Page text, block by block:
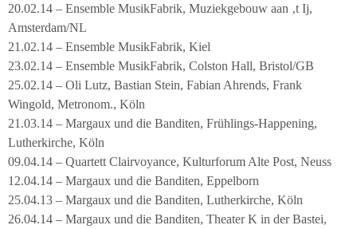
20.02.14 – Ensemble MusikFabrik, Muziekgebouw aan ‚t Ij,
Amsterdam/NL
21.02.14 – Ensemble MusikFabrik, Kiel
23.02.14 – Ensemble MusikFabrik, Colston Hall, Bristol/GB
25.02.14 – Oli Lutz, Bastian Stein, Fabian Ahrends, Frank
Wingold, Metronom., Köln
21.03.14 – Margaux und die Banditen, Frühlings-Happening,
Lutherkirche, Köln
09.04.14 – Quartett Clairvoyance, Kulturforum Alte Post, Neuss
12.04.14 – Margaux und die Banditen, Eppelborn
25.04.13 – Margaux und die Banditen, Lutherkirche, Köln
26.04.14 – Margaux und die Banditen, Theater K in der Bastei,